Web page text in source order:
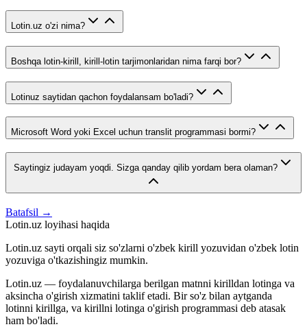
Lotin.uz o'zi nima?
Boshqa lotin-kirill, kirill-lotin tarjimonlaridan nima farqi bor?
Lotinuz saytidan qachon foydalansam bo'ladi?
Microsoft Word yoki Excel uchun translit programmasi bormi?
Saytingiz judayam yoqdi. Sizga qanday qilib yordam bera olaman?
Batafsil →
Lotin.uz loyihasi haqida
Lotin.uz sayti orqali siz so'zlarni o'zbek kirill yozuvidan o'zbek lotin
yozuviga o'tkazishingiz mumkin.
Lotin.uz — foydalanuvchilarga berilgan matnni kirilldan lotinga va
aksincha o'girish xizmatini taklif etadi. Bir so'z bilan aytganda
lotinni kirillga, va kirillni lotinga o'girish programmasi deb atasak
ham bo'ladi.